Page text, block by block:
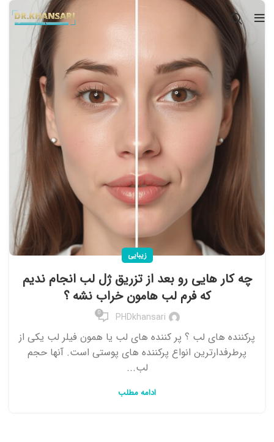
زیبایی
چه کار هایی رو بعد از تزریق ژل لب انجام ندیم
که فرم لب هامون خراب نشه ؟
PHDkhansari
0
پرکننده های لب ؟ پر کننده های لب یا همون فیلر لب یکی از
پرطرفدارترین انواع پرکننده های پوستی است. آنها حجم
لب...
ادامه مطلب